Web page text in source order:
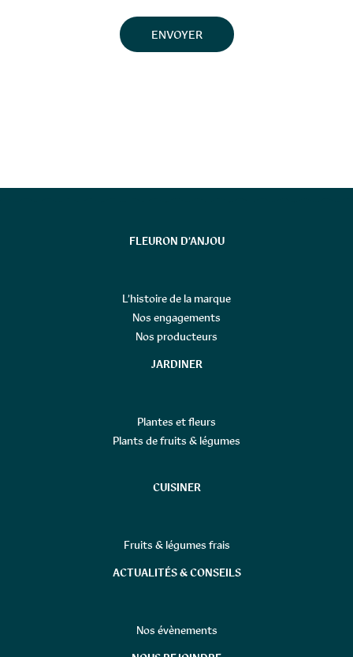
FLEURON D’ANJOU
L’histoire de la marque
Nos engagements
Nos producteurs
JARDINER
Plantes et fleurs
Plants de fruits & légumes
CUISINER
Fruits & légumes frais
ACTUALITÉS & CONSEILS
Nos évènements